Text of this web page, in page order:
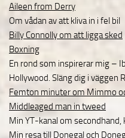
Aileen from Derry
Om vådan av att kliva in i fel bil
Billy Connolly om att ligga sked
Boxning
En rond som inspirerar mig –
Hollywood. Släng dig i väggen
Femton minuter om Mimmo
Middleaged man in tweed
Min YT-kanal om secondhand,
Min resa till Donegal och